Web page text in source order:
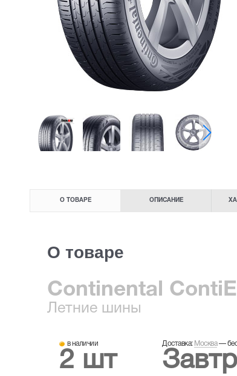
О ТОВАРЕ ОПИСАНИЕ
О товаре
Continental
Летние шины
в наличии
2 шт
Доставка: Москва—